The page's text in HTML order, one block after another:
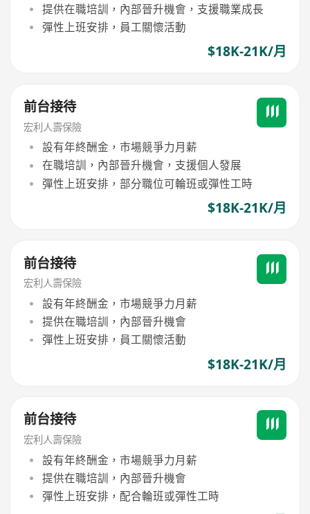
提供在職培訓，內部晉升機會，支援職業成長
彈性上班安排，員工關懷活動
$18K-21K/月
前台接待
宏利人壽保險
設有年終酬金，市場競爭力月薪
在職培訓，內部晉升機會，支援個人發展
彈性上班安排，部分職位可輪班或彈性工時
$18K-21K/月
前台接待
宏利人壽保險
設有年終酬金，市場競爭力月薪
提供在職培訓，內部晉升機會
彈性上班安排，員工關懷活動
$18K-21K/月
前台接待
宏利人壽保險
設有年終酬金，市場競爭力月薪
提供在職培訓，內部晉升機會
彈性上班安排，配合輪班或彈性工時